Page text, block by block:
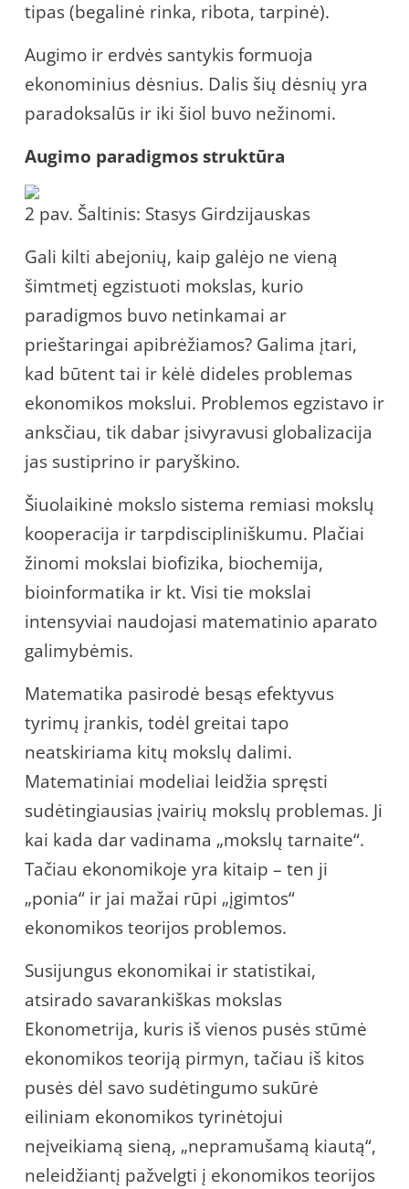
tipas (begalinė rinka, ribota, tarpinė).
Augimo ir erdvės santykis formuoja
ekonominius dėsnius. Dalis šių dėsnių yra
paradoksalūs ir iki šiol buvo nežinomi.
Augimo paradigmos struktūra
2 pav. Šaltinis: Stasys Girdzijauskas
Gali kilti abejonių, kaip galėjo ne vieną
šimtmetį egzistuoti mokslas, kurio
paradigmos buvo netinkamai ar
prieštaringai apibrėžiamos? Galima įtari,
kad būtent tai ir kėlė dideles problemas
ekonomikos mokslui. Problemos egzistavo ir
anksčiau, tik dabar įsivyravusi globalizacija
jas sustiprino ir paryškino.
Šiuolaikinė mokslo sistema remiasi mokslų
kooperacija ir tarpdiscipliniškumu. Plačiai
žinomi mokslai biofizika, biochemija,
bioinformatika ir kt. Visi tie mokslai
intensyviai naudojasi matematinio aparato
galimybėmis.
Matematika pasirodė besąs efektyvus
tyrimų įrankis, todėl greitai tapo
neatskiriama kitų mokslų dalimi.
Matematiniai modeliai leidžia spręsti
sudėtingiausias įvairių mokslų problemas. Ji
kai kada dar vadinama „mokslų tarnaite“.
Tačiau ekonomikoje yra kitaip – ten ji
„ponia“ ir jai mažai rūpi „įgimtos“
ekonomikos teorijos problemos.
Susijungus ekonomikai ir statistikai,
atsirado savarankiškas mokslas
Ekonometrija, kuris iš vienos pusės stūmė
ekonomikos teoriją pirmyn, tačiau iš kitos
pusės dėl savo sudėtingumo sukūrė
eiliniam ekonomikos tyrinėtojui
neįveikiamą sieną, „nepramušamą kiautą“,
neleidžiantį pažvelgti į ekonomikos teorijos